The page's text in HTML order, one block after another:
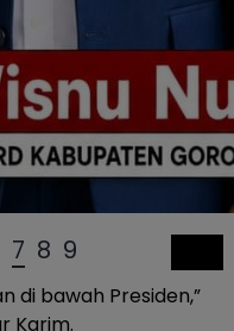
7 8 9
di bawah Presiden,”
Karim.